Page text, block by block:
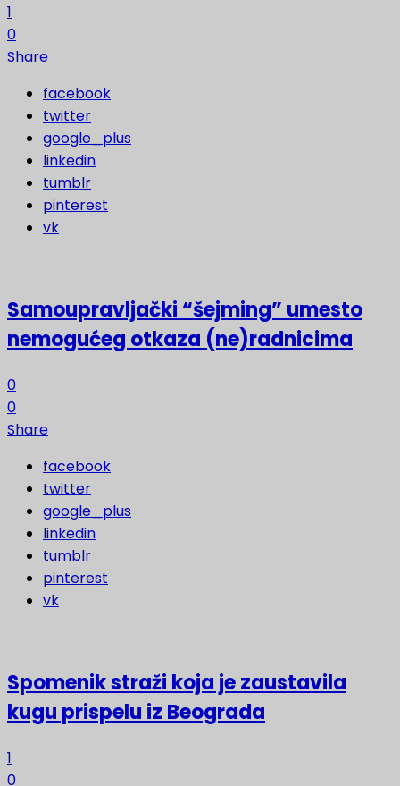
1
0
Share
facebook
twitter
google_plus
linkedin
tumblr
pinterest
vk
Samoupravljački “šejming” umesto
nemogućeg otkaza (ne)radnicima
0
0
Share
facebook
twitter
google_plus
linkedin
tumblr
pinterest
vk
Spomenik straži koja je zaustavila
kugu prispelu iz Beograda
1
0